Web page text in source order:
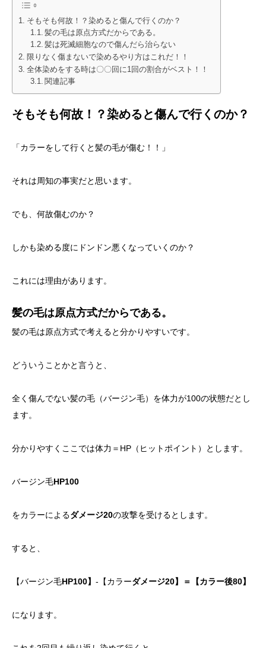
そもそも何故！？染めると傷んで行くのか？
髪の毛は原点方式だからである。
髪は死滅細胞なので傷んだら治らない
限りなく傷まないで染めるやり方はこれだ！！
全体染めをする時は〇〇回に1回の割合がベスト！！
関連記事
そもそも何故！？染めると傷んで行くのか？
「カラーをして行くと髪の毛が傷む！！」
それは周知の事実だと思います。
でも、何故傷むのか？
しかも染める度にドンドン悪くなっていくのか？
これには理由があります。
髪の毛は原点方式だからである。
髪の毛は原点方式で考えると分かりやすいです。
どういうことかと言うと、
全く傷んでない髪の毛（バージン毛）を体力が100の状態だとし
ます。
分かりやすくここでは体力＝HP（ヒットポイント）とします。
バージン毛HP100
をカラーによるダメージ20の攻撃を受けるとします。
すると、
【バージン毛HP100】 -【カラーダメージ20】＝【カラー後80】
になります。